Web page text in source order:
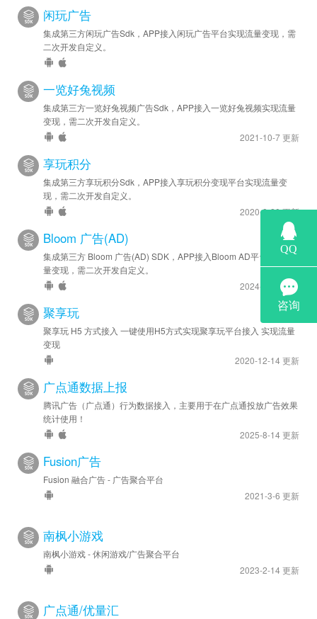
闲玩广告
集成第三方闲玩广告Sdk，APP接入闲玩广告平台实现流量变现，需
二次开发自定义。
一览好兔视频
集成第三方一览好兔视频广告Sdk，APP接入一览好兔视频实现流量
变现，需二次开发自定义。
2021-10-7 更新
享玩积分
集成第三方享玩积分Sdk，APP接入享玩积分变现平台实现流量变
现，需二次开发自定义。
2020-8-20 更新
Bloom 广告(AD)
集成第三方 Bloom 广告(AD) SDK，APP接入Bloom AD平台实现流
量变现，需二次开发自定义。
2024-6-28 更新
聚享玩
聚享玩 H5 方式接入 一键使用H5方式实现聚享玩平台接入 实现流量
变现
2020-12-14 更新
广点通数据上报
腾讯广告（广点通）行为数据接入，主要用于在广点通投放广告效果
统计使用！
2025-8-14 更新
Fusion广告
Fusion 融合广告 - 广告聚合平台
2021-3-6 更新
南枫小游戏
南枫小游戏 - 休闲游戏/广告聚合平台
2023-2-14 更新
广点通/优量汇